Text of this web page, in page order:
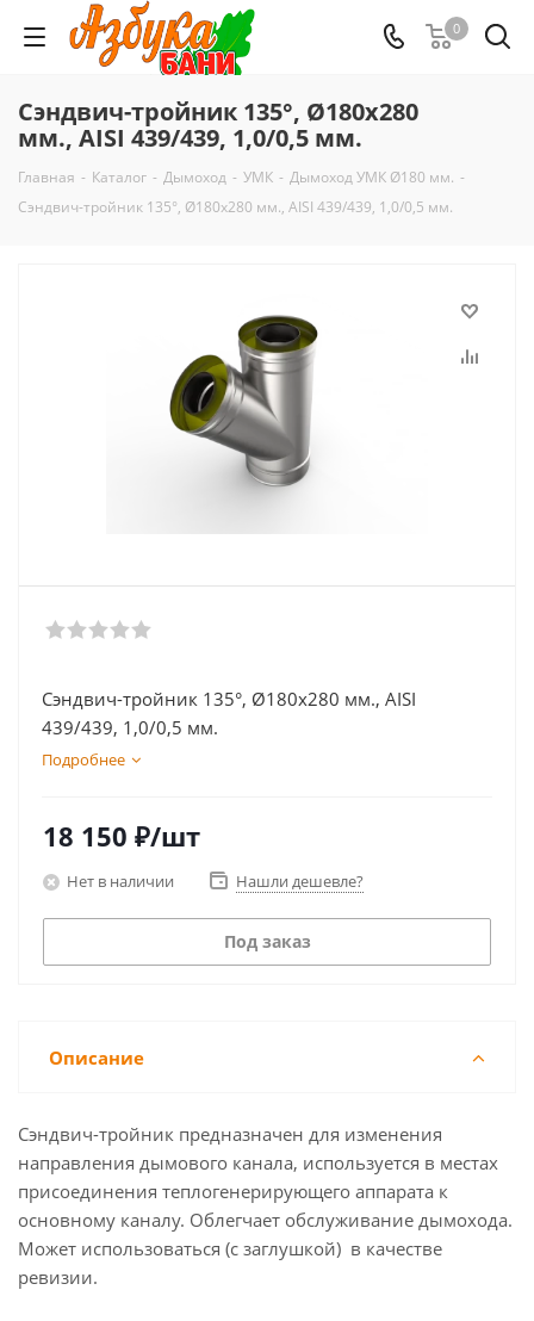
0
Сэндвич-тройник 135°, Ø180х280
мм., AISI 439/439, 1,0/0,5 мм.
Главная - Каталог - Дымоход - УМК - Дымоход УМК Ø180 мм. -
Сэндвич-тройник 135°, Ø180х280 мм., AISI 439/439, 1,0/0,5 мм.
Сэндвич-тройник 135°, Ø180х280 мм., AISI
439/439, 1,0/0,5 мм.
Подробнее
18 150 ₽/шт
Нет в наличии Нашли дешевле?
Под заказ
Описание
Сэндвич-тройник предназначен для изменения
направления дымового канала, используется в местах
присоединения теплогенерирующего аппарата к
основному каналу. Облегчает обслуживание дымохода.
Может использоваться (с заглушкой) в качестве
ревизии.